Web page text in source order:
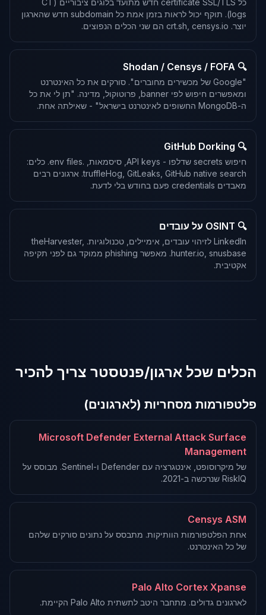
כל certificate SSL/TLS חדש מתועד בלוגים ציבוריים (CT
logs). תוקף יכול לראות בזמן אמת כל subdomain חדש שהארגון
יוצר. crt.sh, censys.io הם שני הכלים הנפוצים.
🔍 Shodan / Censys / FOFA
"Google של מכשירים מחוברים". סורקים את כל האינטרנט
ומאפשרים חיפוש לפי banner, פרוטוקול, מדינה. "תן לי את כל
ה-MongoDB החשופים לאינטרנט בישראל" - שאילתה אחת.
🔍 GitHub Dorking
חיפוש secrets שדלפו - API keys, סיסמאות, .env files. כלים:
truffleHog, GitLeaks, GitHub native search. ארגונים רבים
מאבדים credentials פעם בחודש בלי לדעת.
🔍 OSINT על עובדים
LinkedIn לזיהוי עובדים, אימיילים, טכנולוגיות. theHarvester,
hunter.io, snusbase. מאפשר phishing ממוקד גם לפני תקיפה
אקטיבית.
הכלים שכל ארגון/פנטסטר צריך להכיר
פלטפורמות מסחריות (לארגונים)
Microsoft Defender External Attack Surface
Management
של מיקרוסופט, אינטגרציה עם Defender ו-Sentinel. מבוסס על
RiskIQ שנרכשה ב-2021.
Censys ASM
אחת הפלטפורמות הוותיקות. מתבסס על נתונים סורקים שלהם
של כל האינטרנט.
Palo Alto Cortex Xpanse
לארגונים גדולים. מתחבר היטב לתשתית Palo Alto הקיימת.